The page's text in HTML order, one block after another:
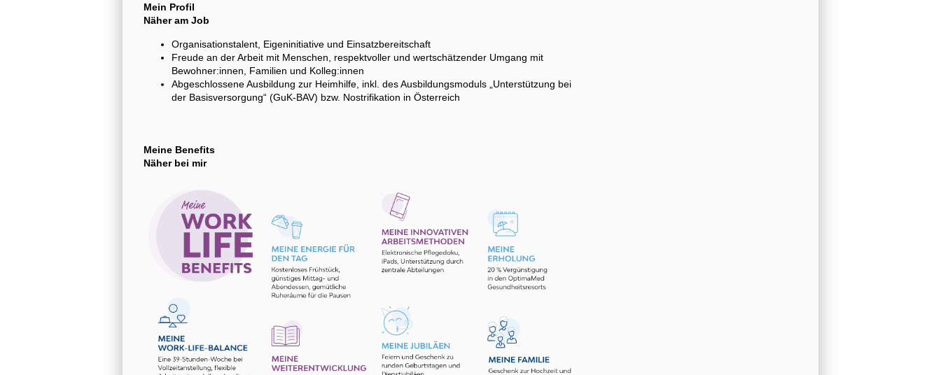
Mein Profil
Näher am Job
Organisationstalent, Eigeninitiative und Einsatzbereitschaft
Freude an der Arbeit mit Menschen, respektvoller und wertschätzender Umgang mit
Bewohner:innen, Familien und Kolleg:innen
Abgeschlossene Ausbildung zur Heimhilfe, inkl. des Ausbildungsmoduls „Unterstützung bei
der Basisversorgung“ (GuK-BAV) bzw. Nostrifikation in Österreich
Meine Benefits
Näher bei mir